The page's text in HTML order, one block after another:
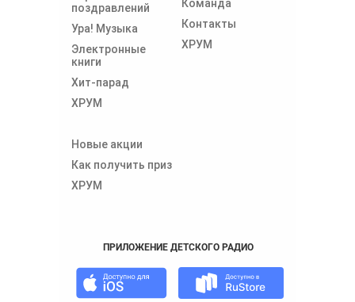
поздравлений
Ура! Музыка
Электронные
книги
Хит-парад
ХРУМ
Команда
Контакты
ХРУМ
Новые акции
Как получить приз
ХРУМ
ПРИЛОЖЕНИЕ ДЕТСКОГО РАДИО